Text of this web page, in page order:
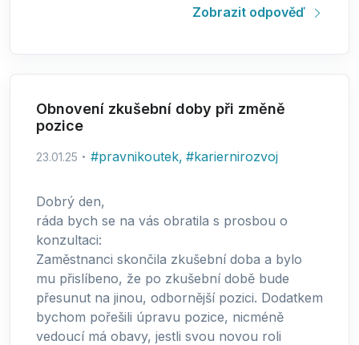
Zobrazit odpověď
Obnovení zkušební doby při změně
pozice
23.01.25 #pravnikoutek, #kariernirozvoj
Dobrý den,
ráda bych se na vás obratila s prosbou o
konzultaci:
Zaměstnanci skončila zkušební doba a bylo
mu přislíbeno, že po zkušební době bude
přesunut na jinou, odbornější pozici. Dodatkem
bychom pořešili úpravu pozice, nicméně
vedoucí má obavy, jestli svou novou roli